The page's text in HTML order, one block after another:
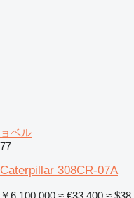
ョベル
77
Caterpillar 308CR-07A
￥6,100,000 ≈ €33,400 ≈